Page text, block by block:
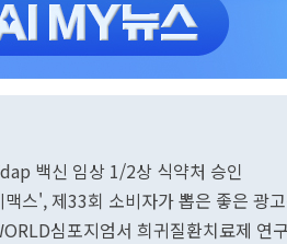
백신 임상 1/2상 식약처 승인
스', 제33회 소비자가 뽑은 좋은 광
심포지엄서 희귀질환치료제 연